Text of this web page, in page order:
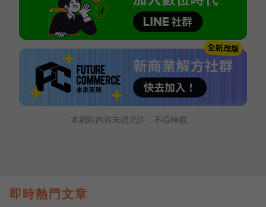
本網站內容未經允許，不得轉載。
即時熱門文章